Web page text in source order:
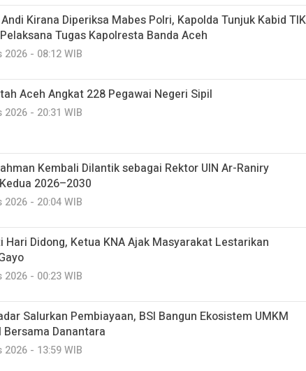
Kirana Diperiksa Mabes Polri, Kapolda Tunjuk Kabid TIK
Tugas Kapolresta Banda Aceh
2026 - 08:12 WIB
Aceh Angkat 228 Pegawai Negeri Sipil
2026 - 20:31 WIB
Kembali Dilantik sebagai Rektor UIN Ar-Raniry
2026–2030
2026 - 20:04 WIB
Hari Didong, Ketua KNA Ajak Masyarakat Lestarikan
2026 - 00:23 WIB
Salurkan Pembiayaan, BSI Bangun Ekosistem UMKM
Bersama Danantara
2026 - 13:59 WIB